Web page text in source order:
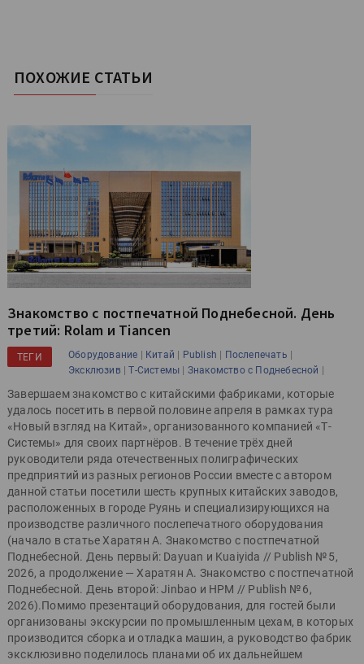
ПОХОЖИЕ СТАТЬИ
Знакомство с постпечатной Поднебесной. День
третий: Rolam и Tiancen
ТЕГИ Оборудование | Китай | Publish | Послепечать |
Эксклюзив |Т-Системы | Знакомство с Поднебесной |
Завершаем знакомство с китайскими фабриками, которые
удалось посетить в первой половине апреля в рамках тура
«Новый взгляд на Китай», организованного компанией «Т-
Системы» для своих партнёров. В течение трёх дней
руководители ряда отечественных полиграфических
предприятий из разных регионов России вместе с автором
данной статьи посетили шесть крупных китайских заводов,
расположенных в городе Руянь и специализирующихся на
производстве различного послепечатного оборудования
(начало в статье Харатян А. Знакомство с постпечатной
Поднебесной. День первый: Dayuan и Kuaiyida // Publish № 5,
2026, а продолжение — Харатян А. Знакомство с постпечатной
Поднебесной. День второй: Jinbao и HPM // Publish № 6,
2026).Помимо презентаций оборудования, для гостей были
организованы экскурсии по промышленным цехам, в которых
производится сборка и отладка машин, а руководство фабрик
эксклюзивно поделилось планами об их дальнейшем